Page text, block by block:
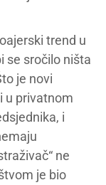
trend u
se sročilo ništa
je novi
u privatnom
i
ne
je bio